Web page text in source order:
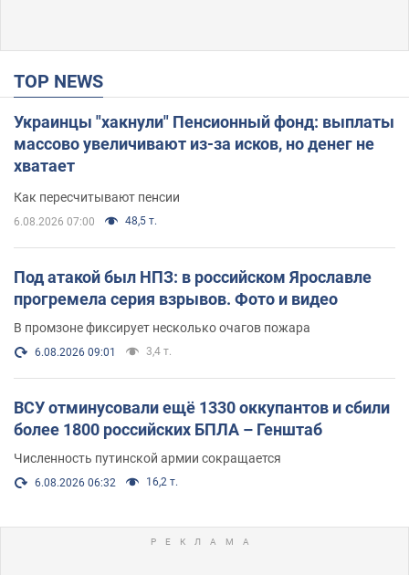
TOP NEWS
Украинцы "хакнули" Пенсионный фонд: выплаты
массово увеличивают из-за исков, но денег не
хватает
Как пересчитывают пенсии
6.08.2026 07:00 48,5 т.
Под атакой был НПЗ: в российском Ярославле
прогремела серия взрывов. Фото и видео
В промзоне фиксирует несколько очагов пожара
6.08.2026 09:01 3,4 т.
ВСУ отминусовали ещё 1330 оккупантов и сбили
более 1800 российских БПЛА – Генштаб
Численность путинской армии сокращается
6.08.2026 06:32 16,2 т.